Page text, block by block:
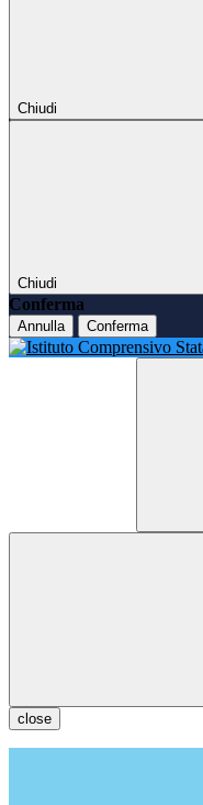
Chiudi
Chiudi
Conferma
Annulla Conferma
close